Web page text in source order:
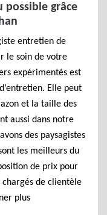
possible grâce
entretien de
le soin de votre
expérimentés est
Elle peut
et la taille des
aussi dans notre
des paysagistes
les meilleurs du
de prix pour
de clientèle
plus